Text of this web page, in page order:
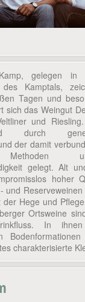
gelegen in
des Kamptals,
Tagen und
sich das Weingut
und
durch
der damit
Methoden
gelegt. Alt
hoher
und
der Hege und
Ortsweine
In
charakterisierte